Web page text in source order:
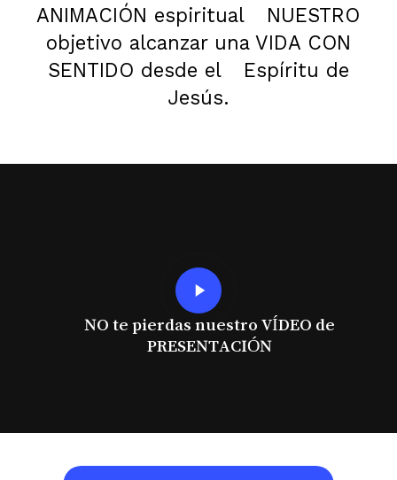
ANIMACIÓN espiritual
NUESTRO
objetivo alcanzar una VIDA CON
SENTIDO desde el
Espíritu de
Jesús.
Play
Video
NO te pierdas nuestro VÍDEO de
PRESENTACIÓN